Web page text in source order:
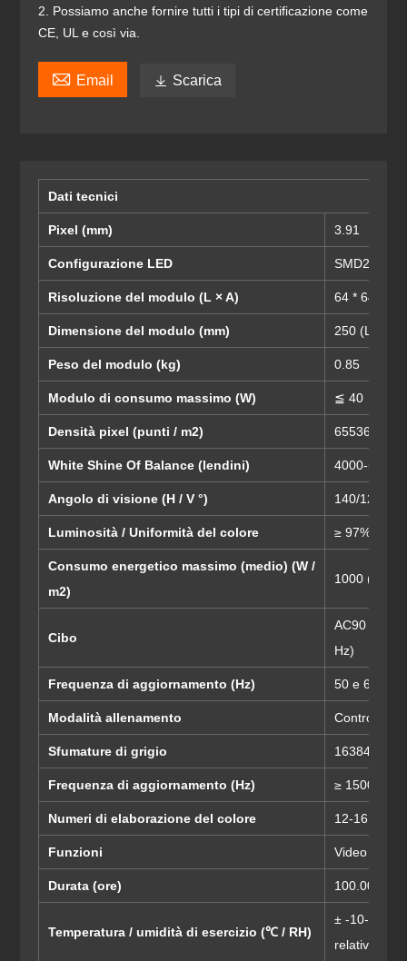
2. Possiamo anche fornire tutti i tipi di certificazione come
CE, UL e così via.
 Email  Scarica
Dati tecnici
Pixel (mm) 3.91
Configurazione LED SMD2121
Risoluzione del modulo (L × A) 64 * 64
Dimensione del modulo (mm) 250 (L) ×
Peso del modulo (kg) 0.85
Modulo di consumo massimo (W) ≦ 40
Densità pixel (punti / m2) 65536
White Shine Of Balance (lendini) 4000-5500
Angolo di visione (H / V °) 140/120
Luminosità / Uniformità del colore ≥ 97%
Consumo energetico massimo (medio) (W /
m2)
1000 (400)
Cibo
AC90 ~ 264
Hz)
Frequenza di aggiornamento (Hz) 50 e 60
Modalità allenamento Controllo
Sfumature di grigio 16384
Frequenza di aggiornamento (Hz) ≥ 1500
Numeri di elaborazione del colore 12-16 bit
Funzioni Video 2K
Durata (ore) 100.000 ore
Temperatura / umidità di esercizio (℃ / RH)
± -10-40 / ±
relativa